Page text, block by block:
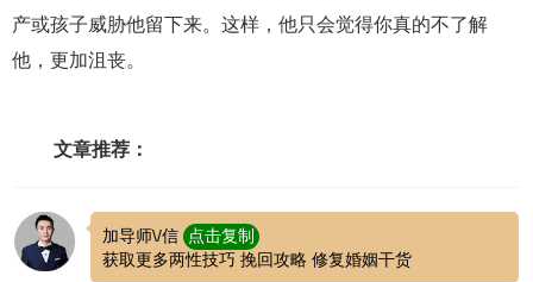
产或孩子威胁他留下来。这样，他只会觉得你真的不了解
他，更加沮丧。
文章推荐：
加导师\/信
点击复制
获取更多两性技巧 挽回攻略 修复婚姻干货